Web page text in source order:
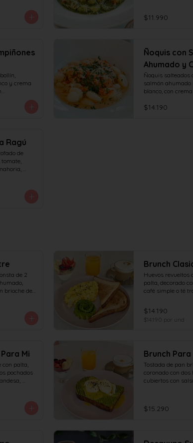
y fondo
$11.990
y crema
Ñoquis con
Ahumado y
Ñoquis salteados
salmón ahumado
blanco, con
$14.190
Ragú
de
tomate,
de 2
brioche de
por $1.000
con
Brunch
Huevos revueltos
palta, decorado
café simple o té
doble por $1.000
yogur griego con
estación.
$14.190
$14.190 por und
Mi
con palta,
pochados
incluye
(el café
Brunch Para
Tostada de pan
coronado con dos
cubiertos con
ser doble por
jugo del día de
$15.290